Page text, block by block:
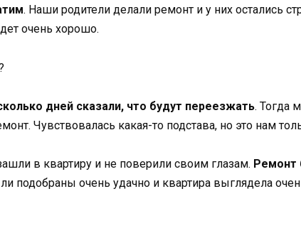
. Наши родители делали ремонт и у них остались
очень хорошо.
дней сказали, что будут переезжать. Тогда
Чувствовалась какая-то подстава, но это нам
в квартиру и не поверили своим глазам. Ремонт
подобраны очень удачно и квартира выглядела